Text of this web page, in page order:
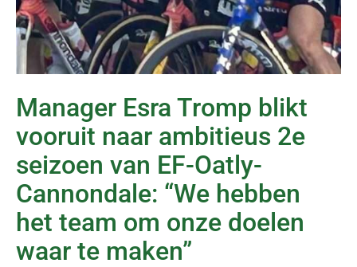
Manager Esra Tromp blikt
vooruit naar ambitieus 2e
seizoen van EF-Oatly-
Cannondale: “We hebben
het team om onze doelen
waar te maken”